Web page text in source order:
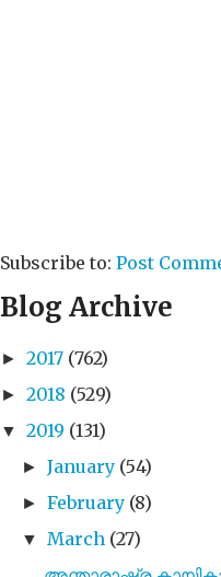
Subscribe to: Post
Blog Archive
► 2017 (762)
► 2018 (529)
▼ 2019 (131)
►January (54)
►February (8)
▼ March (27)